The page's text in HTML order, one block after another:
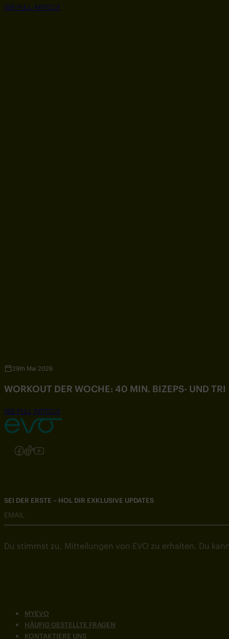
SEE FULL ARTICLE
29th Mai 2026
WORKOUT DER WOCHE: 40 MIN. BIZEPS- UND
SEE FULL ARTICLE
Folgen Sie uns auf Instagram
Folgen Sie uns auf Facebook
Folgen Sie uns auf TikTok
Folgen Sie uns auf YouTube
MYEVO
HÄUFIG GESTELLTE FRAGEN
KONTAKTIERE UNS
SEI DER ERSTE – HOL DIR EXKLUSIVE UPDATES
EMAIL
Du stimmst zu, Mitteilungen von EVO zu erhalten. Du